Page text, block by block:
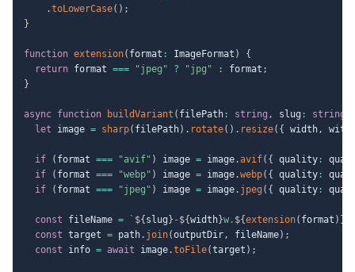
.toLowerCase( ) ;
}
function extension( format : ImageFormat )
{
return format === "jpeg" ? "jpg" : format ;
}
async function buildVariant ( filePath : string , slug : string
let image = sharp( filePath) . rotate( ) . resize( { width,
if ( format === "avif" ) image = image.avif( { quality :
if
( format === "webp" ) image = image.webp( { quality :
if
( format === "jpeg" ) image = image. jpeg ( { quality :
const fileName = ` ${ slug } - ${width}w. ${extension( format ) }
const target = path. join(outputDir, fileName) ;
const info = await image.toFile(target ) ;